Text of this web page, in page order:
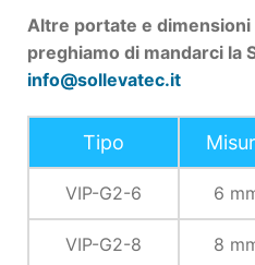
Altre portate e
preghiamo di mandarci la
info@sollevatec.it
Tipo
VIP-G2-6 6
VIP-G2-8 8